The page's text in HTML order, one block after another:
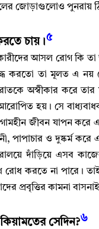
জোড়াগুলোও
চায়।৫
আসল রোগ কি তা
করতো তা মূলত এ নয়
অস্বীকার করে তার
হয় । সে
জীবন যাপন করে
,পাপাচার ও দুষ্কর্ম করে
দাঁড়িয়ে এসব
রোধ করতে না পারে ।
প্রবৃত্তির কামনা
সেদিন?৬